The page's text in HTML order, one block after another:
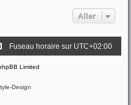
Aller
Fuseau horaire sur UTC+02:00
Limited
Design